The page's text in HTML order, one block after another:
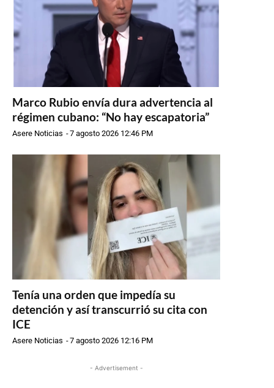
Marco Rubio envía dura advertencia al
régimen cubano: “No hay escapatoria”
Asere Noticias -7 agosto 2026 12:46 PM
Tenía una orden que impedía su
detención y así transcurrió su cita con
ICE
Asere Noticias -7 agosto 2026 12:16 PM
- Advertisement -